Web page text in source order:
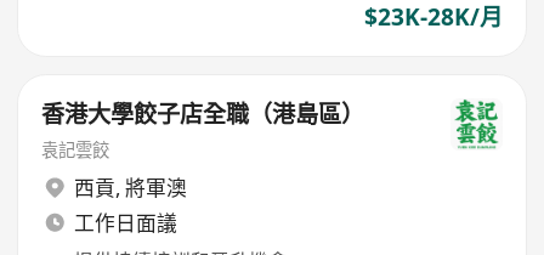
$23K-28K/月
香港大學餃子店全職（港島區）
袁記雲餃
西貢, 將軍澳
工作日面議